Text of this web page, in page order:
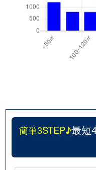
簡単3STEP♪最短